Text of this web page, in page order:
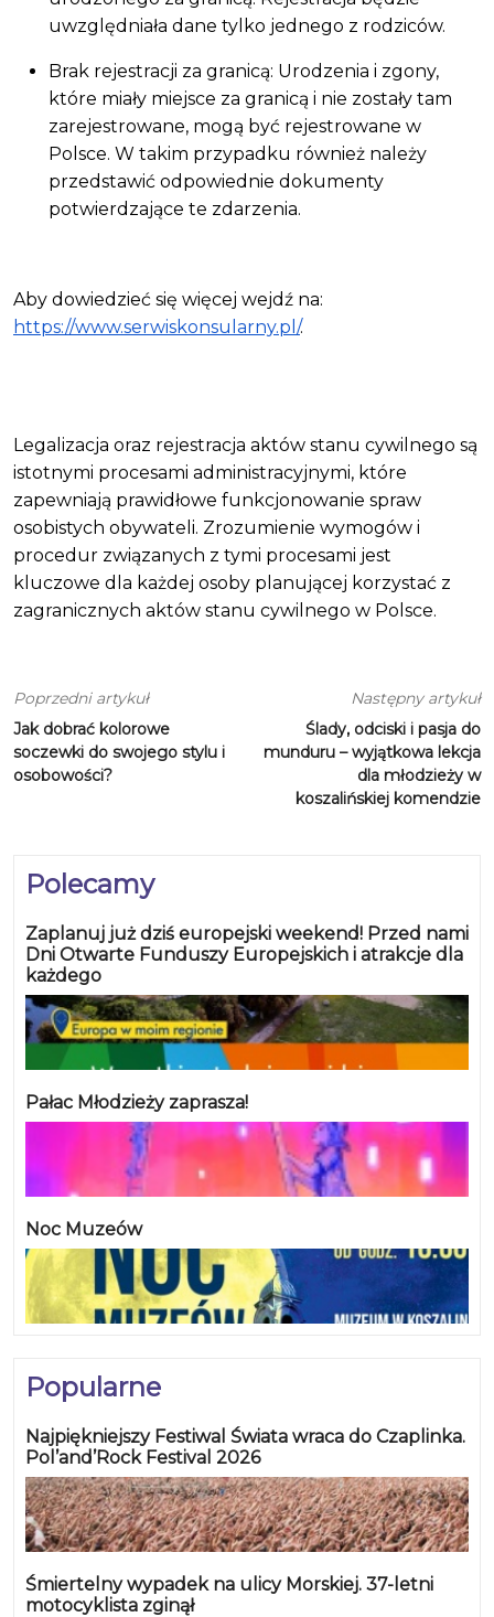
Polecamy
Zaplanuj już dziś europejski weekend! Przed nami
Dni Otwarte Funduszy Europejskich i atrakcje dla
każdego
Pałac Młodzieży zaprasza!
Noc Muzeów
Popularne
Najpiękniejszy Festiwal Świata wraca do Czaplinka.
Pol’and’Rock Festival 2026
Śmiertelny wypadek na ulicy Morskiej. 37-letni
motocyklista zginął
uwzględniała dane tylko jednego z rodziców.
Brak rejestracji za granicą: Urodzenia i zgony,
które miały miejsce za granicą i nie zostały tam
zarejestrowane, mogą być rejestrowane w
Polsce. W takim przypadku również należy
przedstawić odpowiednie dokumenty
potwierdzające te zdarzenia.
Aby dowiedzieć się więcej wejdź na:
https://www.serwiskonsularny.pl/.
Legalizacja oraz rejestracja aktów stanu cywilnego są
istotnymi procesami administracyjnymi, które
zapewniają prawidłowe funkcjonowanie spraw
osobistych obywateli. Zrozumienie wymogów i
procedur związanych z tymi procesami jest
kluczowe dla każdej osoby planującej korzystać z
zagranicznych aktów stanu cywilnego w Polsce.
Poprzedni artykuł
Jak dobrać kolorowe
soczewki do swojego stylu i
osobowości?
Następny artykuł
Ślady, odciski i pasja do
munduru – wyjątkowa lekcja
dla młodzieży w
koszalińskiej komendzie